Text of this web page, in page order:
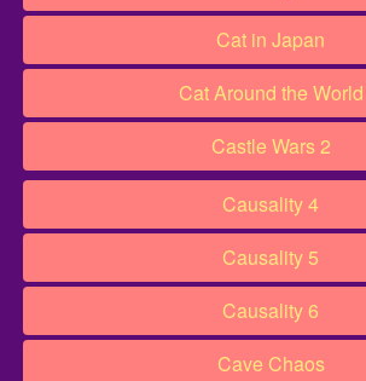
Cat in Japan
Cat Around the World
Castle Wars 2
Causality 4
Causality 5
Causality 6
Cave Chaos